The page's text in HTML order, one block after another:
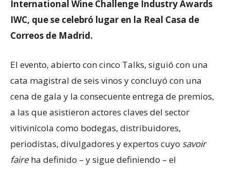
International Wine Challenge Industry Awards
IWC, que se celebró lugar en la Real Casa de
Correos de Madrid.
El evento, abierto con cinco Talks, siguió con una
cata magistral de seis vinos y concluyó con una
cena de gala y la consecuente entrega de premios,
a las que asistieron actores claves del sector
vitivinícola como bodegas, distribuidores,
periodistas, divulgadores y expertos cuyo savoir
faire ha definido – y sigue definiendo – el